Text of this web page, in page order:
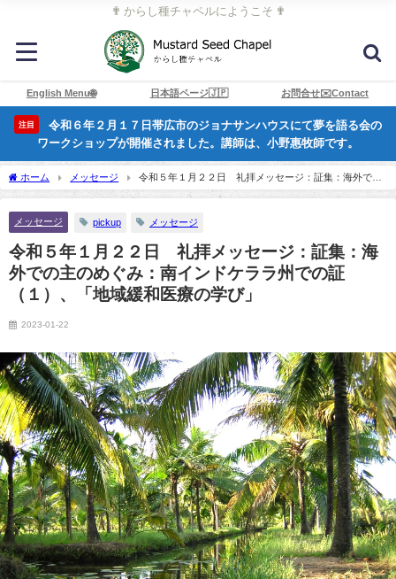
✟ からし種チャペルにようこそ ✟
English Menu🌐 日本語ページ🇯🇵 お問合せ✉️Contact
注目
令和６年２月１７日帯広市のジョナサンハウスにて夢を語る会の
ワークショップが開催されました。講師は、小野惠牧師です。
ホーム メッセージ
令和５年１月２２日 礼拝メッセージ：証集：海外での
主のめぐみ：南インドケララ州での証（１）、「地域緩和医療の学び」
メッセージ pickup メッセージ
令和５年１月２２日 礼拝メッセージ：証集：海
外での主のめぐみ：南インドケララ州での証
（１）、「地域緩和医療の学び」
2023-01-22